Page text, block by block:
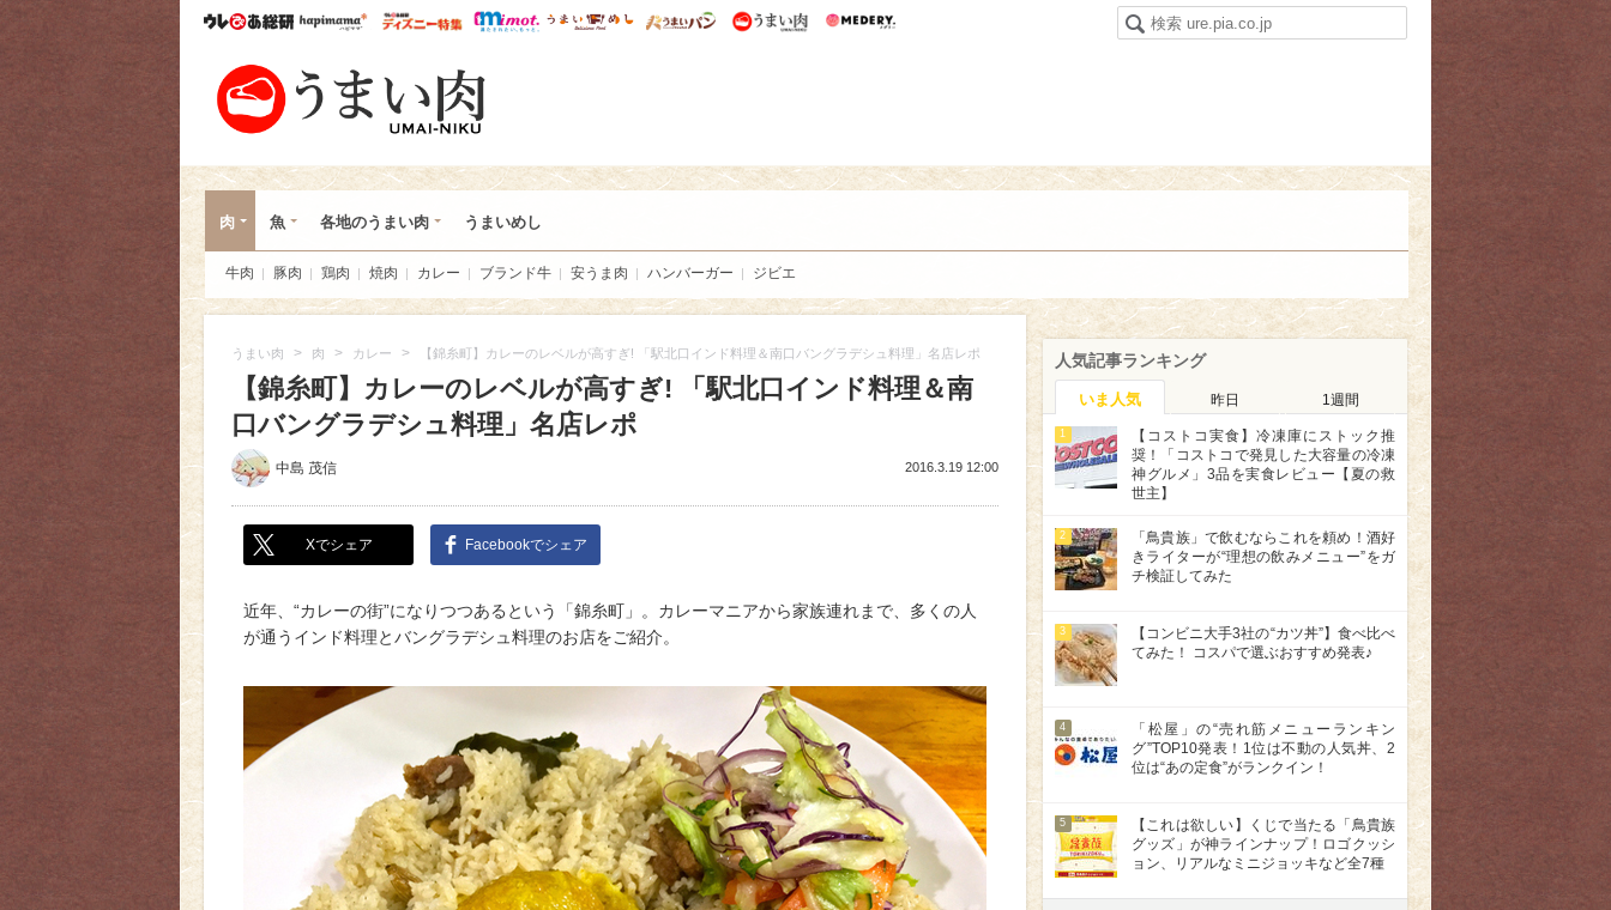
ウレぴあ総研ハピママ* ウレぴあ総研 ディズニー特集
mimot. うまいめし うまいパン うまい肉
肉 魚 各地のうまい肉 うまいめし
牛肉 豚肉 鶏肉 焼肉 カレー ブランド牛 安うま肉 ハンバーガー ジビエ
うまい肉 > 肉 > カレー > 【錦糸町】カレーのレベルが高すぎ! 「駅北口インド料理＆南口バングラデシュ料理」名店レポ
【錦糸町】カレーのレベルが高すぎ! 「駅北口インド料理＆南
口バングラデシュ料理」名店レポ
中島 茂信 2016.3.19 12:00
Xでシェア Facebookでシェア
近年、“カレーの街”になりつつあるという「錦糸町」。カレーマニアから家族連れまで、多くの人
が通うインド料理とバングラデシュ料理のお店をご紹介。
人気記事ランキング
いま人気 昨日 1週間
1
【コストコ実食】冷凍庫にストック推
奨！「コストコで発見した大容量の冷凍
神グルメ」3品を実食レビュー【夏の救
世主】
2
「鳥貴族」で飲むならこれを頼め！酒好
きライターが“理想の飲みメニュー”をガ
チ検証してみた
3
【コンビニ大手3社の“カツ丼”】食べ比べ
てみた！ コスパで選ぶおすすめ発表♪
4
「松屋」の“売れ筋メニューランキン
グ”TOP10発表！1位は不動の人気丼、2
位は“あの定食”がランクイン！
5
【これは欲しい】くじで当たる「鳥貴族
グッズ」が神ラインナップ！ロゴクッシ
ョン、リアルなミニジョッキなど全7種